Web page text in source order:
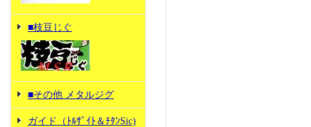
■枝豆じぐ
■その他 メタルジグ
ガイド（ﾄﾙｻﾞｲﾄ＆ﾁﾀﾝSic)